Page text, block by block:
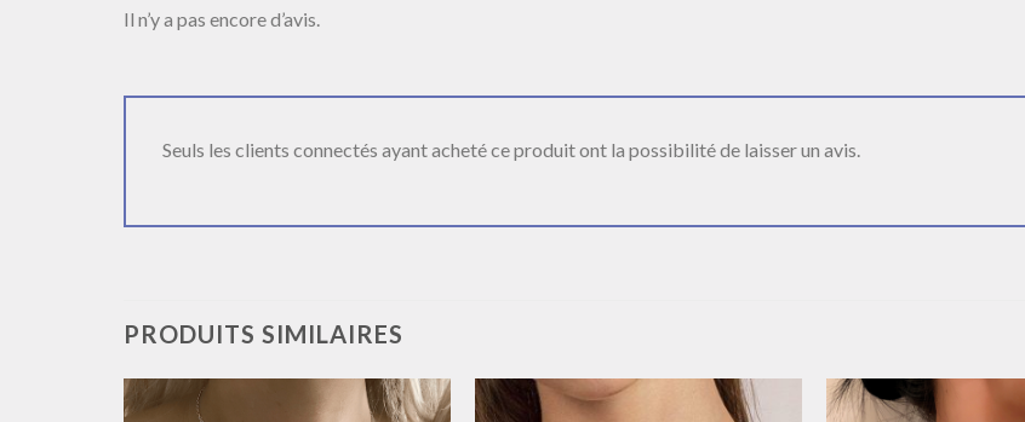
Il n’y a pas encore d’avis.
Seuls les clients connectés ayant acheté ce produit ont la possibilité de laisser un avis.
PRODUITS SIMILAIRES